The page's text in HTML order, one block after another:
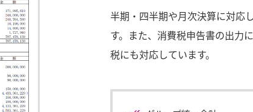
半期・四半期や月次決算に対応
す。また、消費税申告書の出力
税にも対応しています。